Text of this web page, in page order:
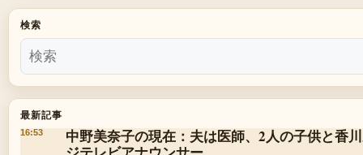
検索
最新記事
16:53
中野美奈子の現在：夫は医師、2人の子供と香